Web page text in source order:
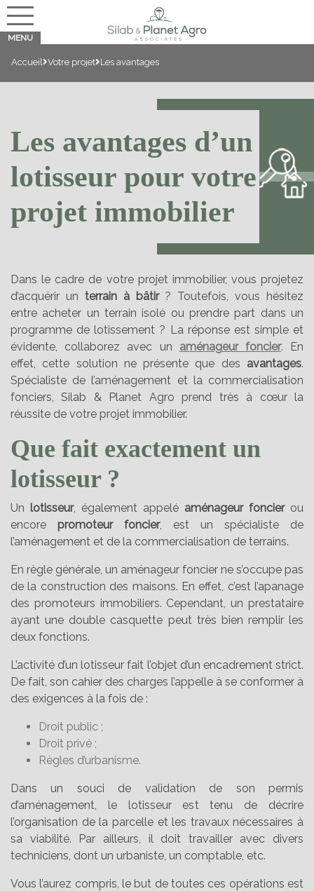
Accueil Votre projet Les avantages
Les avantages d’un
lotisseur pour votre
projet immobilier
Dans le cadre de votre projet immobilier, vous projetez
d’acquérir un terrain à bâtir? Toutefois, vous hésitez
entre acheter un terrain isolé ou prendre part dans un
programme de lotissement ? La réponse est simple et
évidente, collaborez avec un aménageur foncier. En
effet, cette solution ne présente que des avantages.
Spécialiste de l’aménagement et la commercialisation
fonciers, Silab & Planet Agro prend très à cœur la
réussite de votre projet immobilier.
Que fait exactement un
lotisseur ?
Un lotisseur, également appelé aménageur foncierou
encore promoteur foncier, est un spécialiste de
l’aménagement et de la commercialisation de terrains.
En règle générale, un aménageur foncier ne s’occupe pas
de la construction des maisons. En effet, c’est l’apanage
des promoteurs immobiliers. Cependant, un prestataire
ayant une double casquette peut très bien remplir les
deux fonctions.
L’activité d’un lotisseur fait l’objet d’un encadrement strict.
De fait, son cahier des charges l’appelle à se conformer à
des exigences à la fois de :
Droit public ;
Droit privé ;
Règles d’urbanisme.
Dans un souci de validation de son permis
d’aménagement, le lotisseur est tenu de décrire
l’organisation de la parcelle et les travaux nécessaires à
sa viabilité. Par ailleurs, il doit travailler avec divers
techniciens, dont un urbaniste, un comptable, etc.
Vous l’aurez compris, le but de toutes ces opérations est